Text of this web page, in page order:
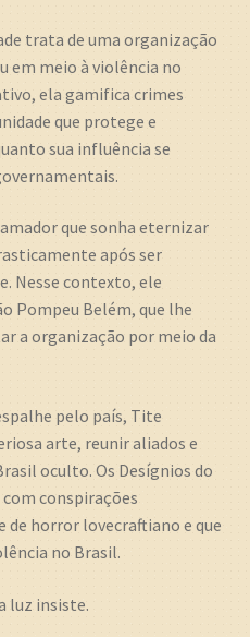
trata de uma organização
em meio à violência no
ela gamifica crimes
que protege e
sua influência se
que sonha eternizar
após ser
Nesse contexto, ele
Pompeu Belém, que lhe
a organização por meio da
pelo país, Tite
arte, reunir aliados e
oculto. Os Desígnios do
conspirações
horror lovecraftiano e que
no Brasil.
luz insiste.